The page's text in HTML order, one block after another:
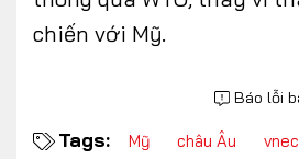
chiến với Mỹ.
Báo lỗi
Tags: Mỹ châu Âu